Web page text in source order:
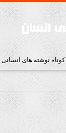
کوتاه نوشته های انسانی